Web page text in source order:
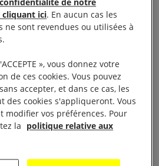
cas et des pétitions «10 jours
de 13h30 jusqu’à 19 h, place
pour vous mobilisez pour
de notre
cliquant ici. En aucun cas les
ne sont revendues ou utilisées à
», vous donnez votre
de ces cookies. Vous pouvez
accepter, et dans ce cas, les
des cookies s'appliqueront. Vous
modifier vos préférences. Pour
la politique relative aux